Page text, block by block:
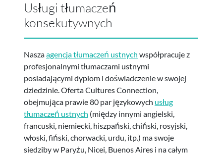
Usługi tłumaczeń
konsekutywnych
Naszaagencja tłumaczeń ustnych współpracuje z
profesjonalnymi tłumaczami ustnymi
posiadającymi dyplom i doświadczenie w swojej
dziedzinie. Oferta Cultures Connection,
obejmująca prawie 80 par językowych usług
tłumaczeń ustnych (między innymi angielski,
francuski, niemiecki, hiszpański, chiński, rosyjski,
włoski, fiński, chorwacki, urdu, itp.) ma swoje
siedziby w Paryżu, Nicei, Buenos Aires i na całym